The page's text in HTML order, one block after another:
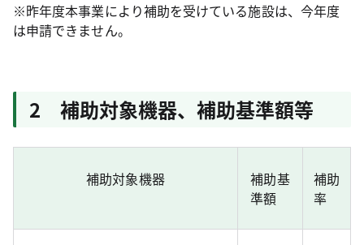
※昨年度本事業により補助を受けている施設は、今年度
は申請できません。
2 補助対象機器、補助基準額等
補助対象機器
補助基
準額
補助
率